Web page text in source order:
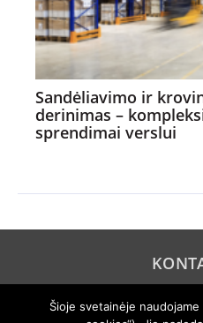
Sandėliavimo ir
derinimas –
sprendimai verslui
Šioje svetainėje